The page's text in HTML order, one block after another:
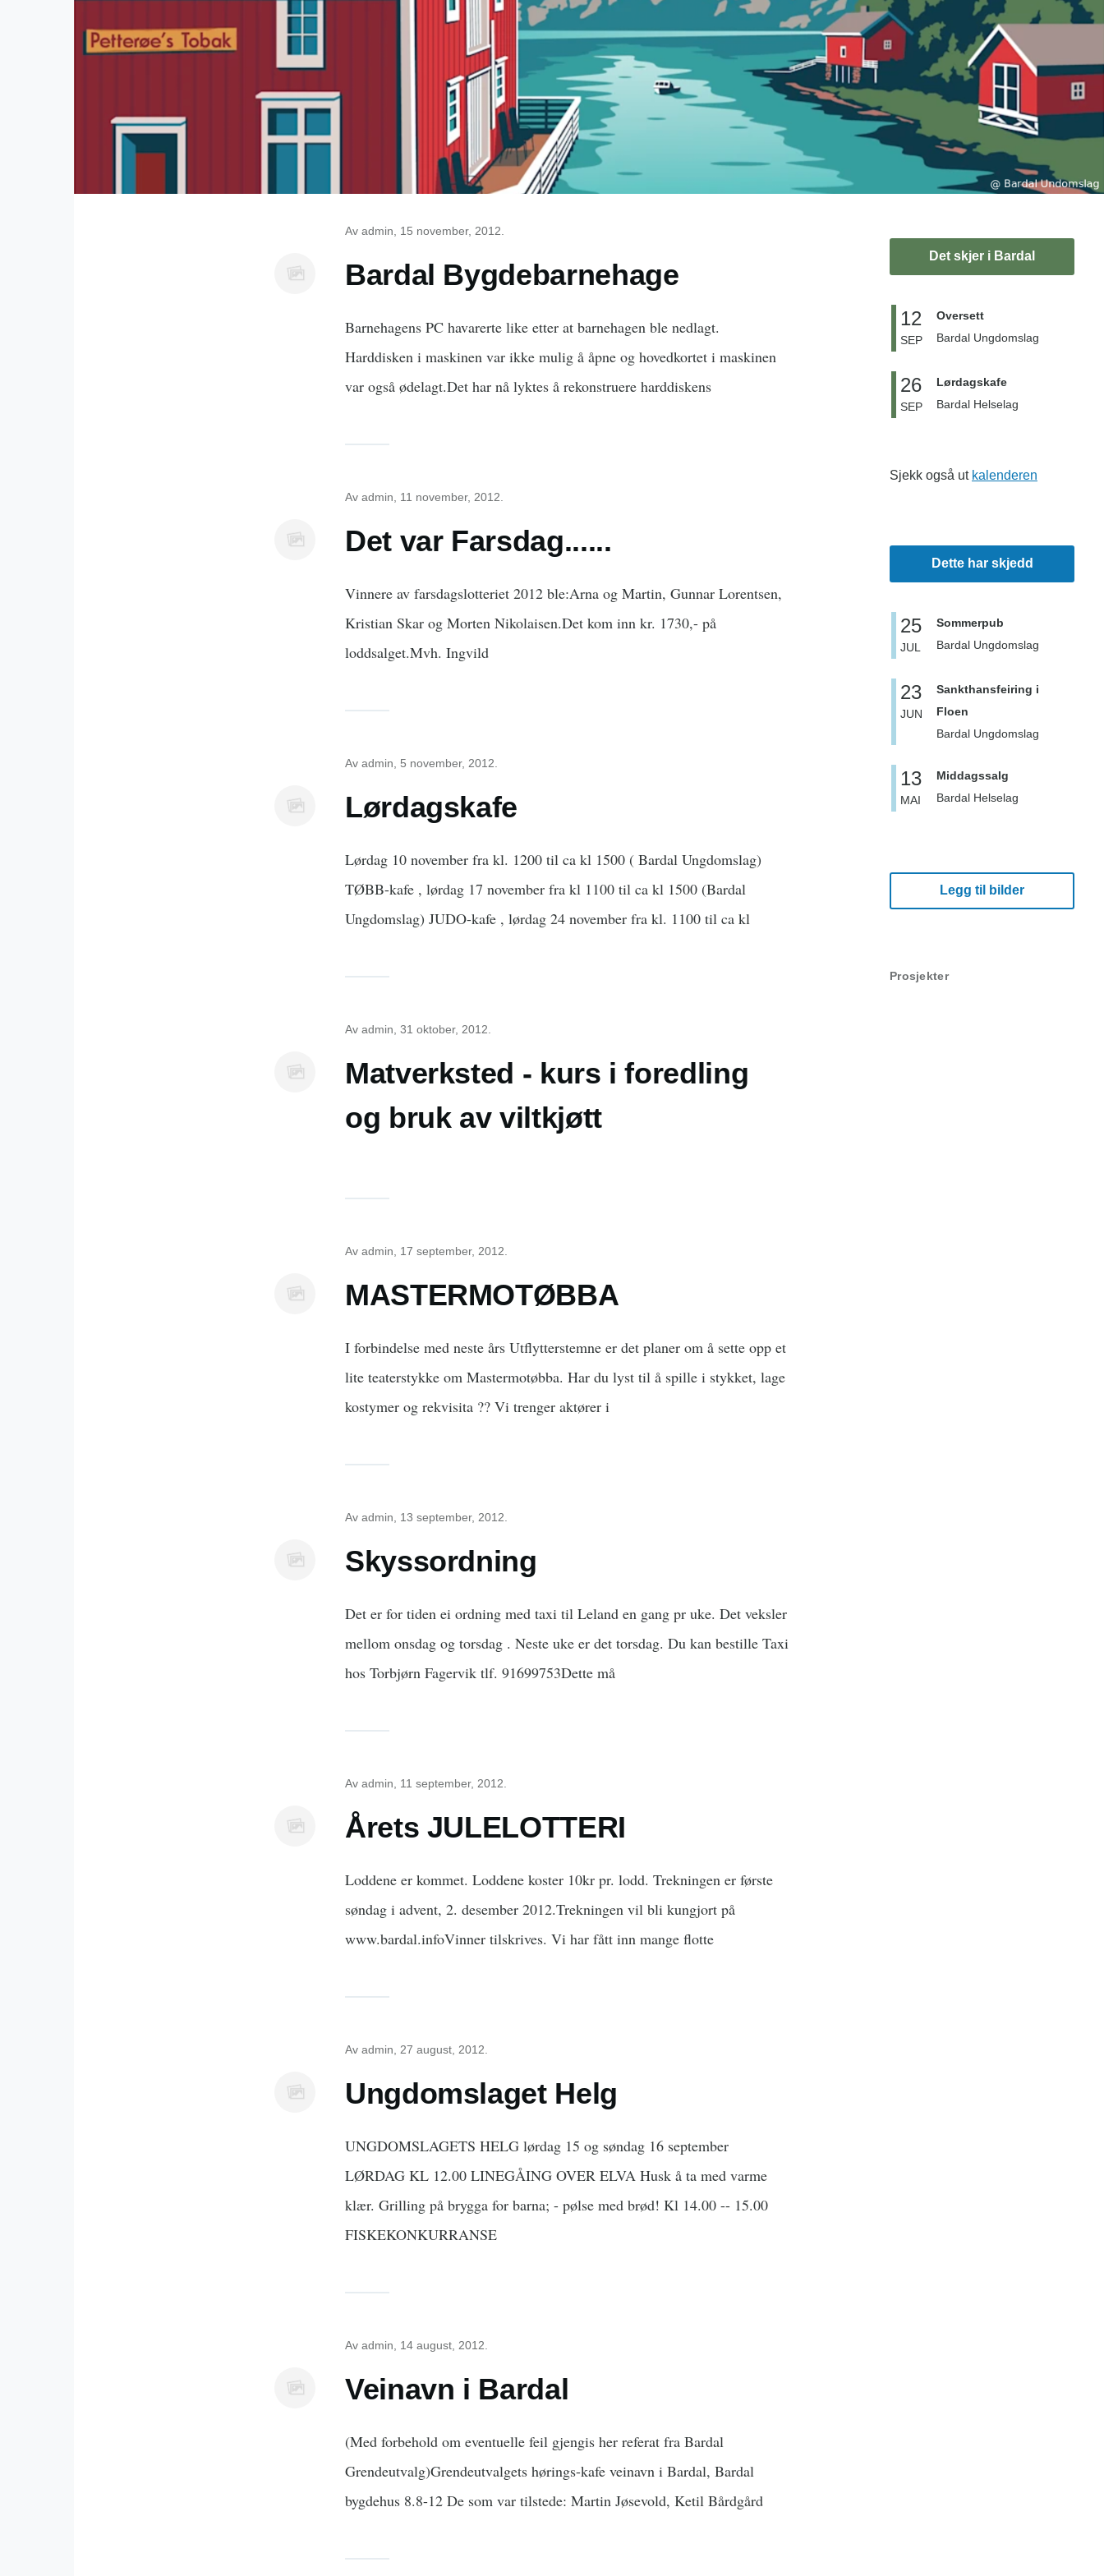
Av admin , 15 november, 2012.
Bardal Bygdebarnehage
Barnehagens PC havarerte like etter at barnehagen ble nedlagt.
Harddisken i maskinen var ikke mulig å åpne og hovedkortet i maskinen
var også ødelagt.Det har nå lyktes å rekonstruere harddiskens
Av admin , 11 november, 2012.
Det var Farsdag......
Vinnere av farsdagslotteriet 2012 ble:Arna og Martin, Gunnar Lorentsen,
Kristian Skar og Morten Nikolaisen.Det kom inn kr. 1730,- på
loddsalget.Mvh. Ingvild
Av admin , 5 november, 2012.
Lørdagskafe
Lørdag 10 november fra kl. 1200 til ca kl 1500 ( Bardal Ungdomslag)
TØBB-kafe , lørdag 17 november fra kl 1100 til ca kl 1500 (Bardal
Ungdomslag) JUDO-kafe , lørdag 24 november fra kl. 1100 til ca kl
Av admin , 31 oktober, 2012.
Matverksted - kurs i foredling
og bruk av viltkjøtt
Av admin , 17 september, 2012.
MASTERMOTØBBA
I forbindelse med neste års Utflytterstemne er det planer om å sette opp et
lite teaterstykke om Mastermotøbba. Har du lyst til å spille i stykket, lage
kostymer og rekvisita ?? Vi trenger aktører i
Av admin , 13 september, 2012.
Skyssordning
Det er for tiden ei ordning med taxi til Leland en gang pr uke. Det veksler
mellom onsdag og torsdag . Neste uke er det torsdag. Du kan bestille Taxi
hos Torbjørn Fagervik tlf. 91699753Dette må
Av admin , 11 september, 2012.
Årets JULELOTTERI
Loddene er kommet. Loddene koster 10kr pr. lodd. Trekningen er første
søndag i advent, 2. desember 2012.Trekningen vil bli kungjort på
www.bardal.infoVinner tilskrives. Vi har fått inn mange flotte
Av admin , 27 august, 2012.
Ungdomslaget Helg
UNGDOMSLAGETS HELG lørdag 15 og søndag 16 september
LØRDAG KL 12.00 LINEGÅING OVER ELVA Husk å ta med varme
klær. Grilling på brygga for barna; - pølse med brød! Kl 14.00 -- 15.00
FISKEKONKURRANSE
Av admin , 14 august, 2012.
Veinavn i Bardal
(Med forbehold om eventuelle feil gjengis her referat fra Bardal
Grendeutvalg)Grendeutvalgets hørings-kafe veinavn i Bardal, Bardal
bygdehus 8.8-12 De som var tilstede: Martin Jøsevold, Ketil Bårdgård
Det skjer i Bardal
12
SEP
Oversett
Bardal Ungdomslag
26
SEP
Lørdagskafe
Bardal Helselag
Sjekk også ut kalenderen
Dette har skjedd
25
JUL
Sommerpub
Bardal Ungdomslag
23
JUN
Sankthansfeiring i
Floen
Bardal Ungdomslag
13
MAI
Middagssalg
Bardal Helselag
Legg til bilder
Prosjekter